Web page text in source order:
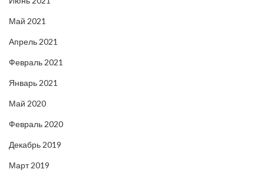
Май 2021
Апрель 2021
Февраль 2021
Январь 2021
Май 2020
Февраль 2020
Декабрь 2019
Март 2019